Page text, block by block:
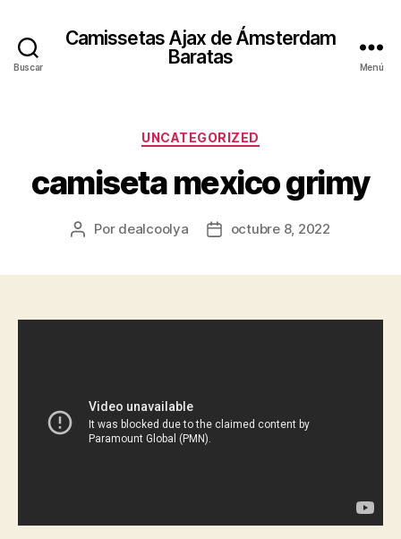
Buscar
Camissetas Ajax de Ámsterdam
Baratas
Menú
Categorías
UNCATEGORIZED
camiseta mexico grimy
Autor
Por dealcoolya
Fechaoctubre 8, 2022